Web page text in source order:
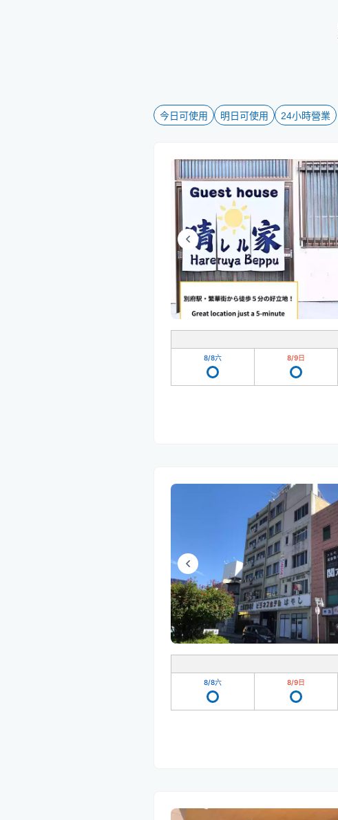
今日可使用 明日可使用 24小時營業
8/8六 8/9日
8/8六 8/9日